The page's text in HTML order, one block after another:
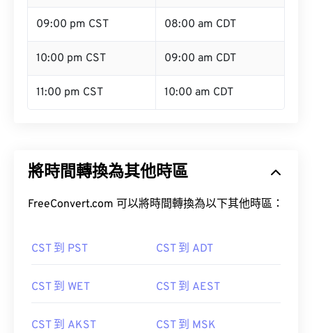
09:00 pm CST 08:00 am CDT
10:00 pm CST 09:00 am CDT
11:00 pm CST 10:00 am CDT
將時間轉換為其他時區
FreeConvert.com 可以將時間轉換為以下其他時區：
CST 到 PST CST 到 ADT
CST 到 WET CST 到 AEST
CST 到 AKST CST 到 MSK